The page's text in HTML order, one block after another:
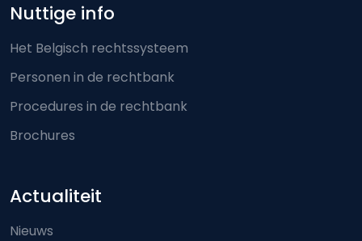
Nuttige info
Het Belgisch rechtssysteem
Personen in de rechtbank
Procedures in de rechtbank
Brochures
Actualiteit
Nieuws